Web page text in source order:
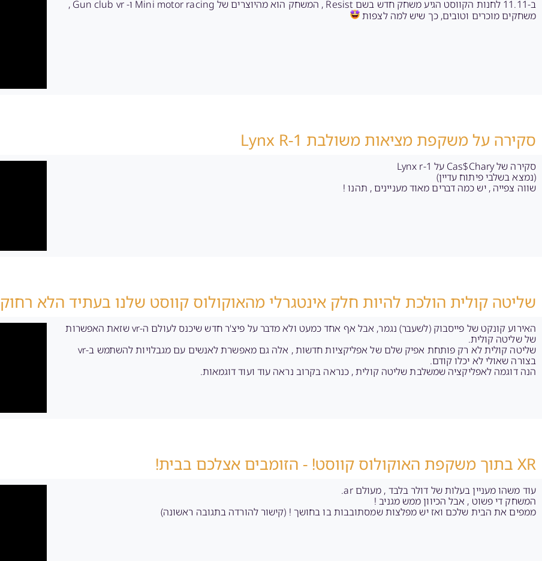
ב-11.11 לחנות הקווסט הגיע משחק חדש בשם Resist , המשחק הוא מהיוצרים של Mini motor racing ו- Gun club vr ,
משחקים מוכרים וטובים, כך שיש למה לצפות
סקירה על משקפת מציאות משולבת Lynx R-1
סקירה של Cas$Chary על Lynx r-1
(נמצא בשלבי פיתוח עדיין)
שווה צפייה , יש כמה דברים מאוד מעניינים , תהנו !
שליטה קולית הולכת להיות חלק אינטגרלי מהאוקולוס קווסט שלנו בעתיד הלא רחוק
האירוע קונקט של פייסבוק (לשעבר) נגמר, אבל אף אחד כמעט ולא מדבר על פיצ'ר חדש שיכנס לעולם ה-vr שזאת האפשרות
של שליטה קולית.
שליטה קולית לא רק פותחת אפיק שלם של אפליקציות חדשות , אלה גם מאפשרת לאנשים עם מגבלויות להשתמש ב-vr
בצורה שאולי לא יכלו קודם.
הנה דוגמה לאפליקציה שמשלבת שליטה קולית , כנראה בקרוב נראה עוד ועוד דוגמאות.
XR בתוך משקפת האוקולוס קווסט! - הזומבים אצלכם בבית!
עוד משהו מעניין בעלות של דולר בלבד , מעולם ar.
המשחק די פשוט , אבל הכיוון ממש מגניב !
ממפים את הבית שלכם ואז יש מפלצות שמסתובבות בו בחושך ! (קישור להורדה בתגובה ראשונה)